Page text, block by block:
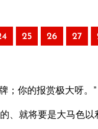
25 26 27
；你的报赏极大呀。”
、就将要是大马色以